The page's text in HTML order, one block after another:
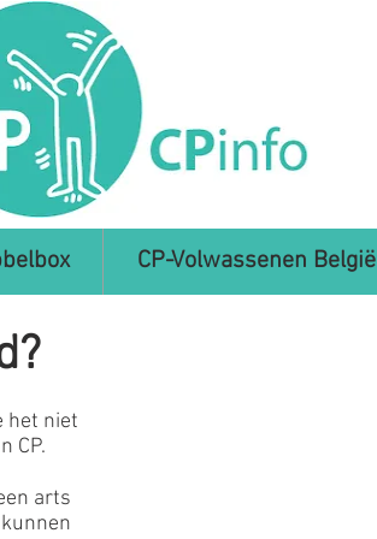
CP-Volwassenen België
het niet
CP.
arts